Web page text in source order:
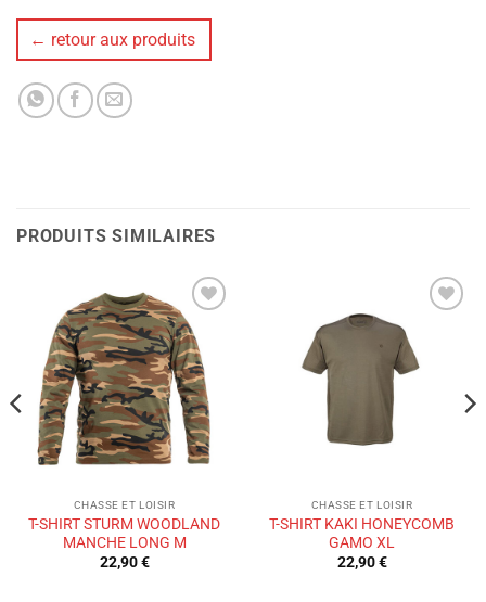
← retour aux produits
PRODUITS SIMILAIRES
Ajouter
à la liste
de
souhaits
CHASSE ET LOISIR
T-SHIRT STURM WOODLAND
MANCHE LONG M
22,90€
à la liste
souhaits
CHASSE ET LOISIR
T-SHIRT KAKI HONEYCOMB
GAMO XL
22,90€